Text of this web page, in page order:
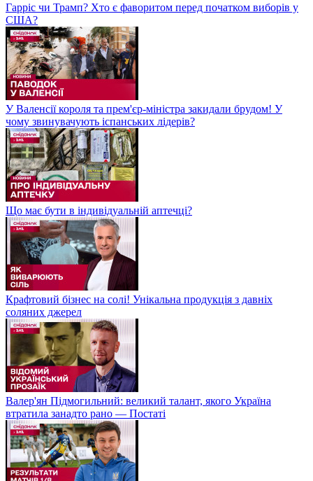
Гарріс чи Трамп? Хто є фаворитом перед початком виборів у
США?
У Валенсії короля та прем'єр-міністра закидали брудом! У
чому звинувачують іспанських лідерів?
Що має бути в індивідуальній аптечці?
Крафтовий бізнес на солі! Унікальна продукція з давніх
соляних джерел
Валер'ян Підмогильний: великий талант, якого Україна
втратила занадто рано — Постаті